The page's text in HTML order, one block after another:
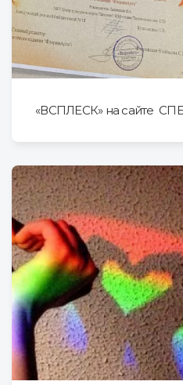
«ВСПЛЕСК» на сайте